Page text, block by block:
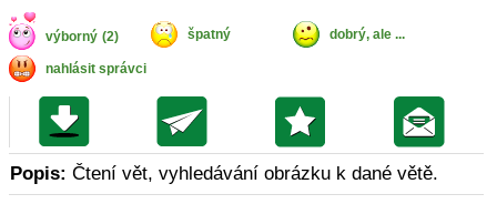
výborný (2) špatný dobrý, ale ...
nahlásit správci
Popis: Čtení vět, vyhledávání obrázku k dané větě.